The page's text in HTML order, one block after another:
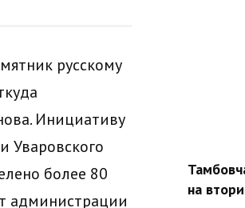
русскому
Инициативу
Уваровского
более 80
администрации
на